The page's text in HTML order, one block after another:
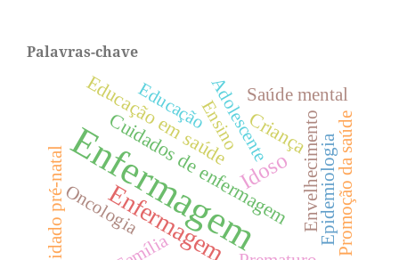
Palavras-chave
Enfermagem
Enfermagem.
Idoso
Cuidados de enfermagem
Criança
Educação em saúde
Cuidado pré-natal Envelhecimento
Adolescente
Ensino
Epidemiologia
Saúde mental
Promoção da saúde
Oncologia
Educação